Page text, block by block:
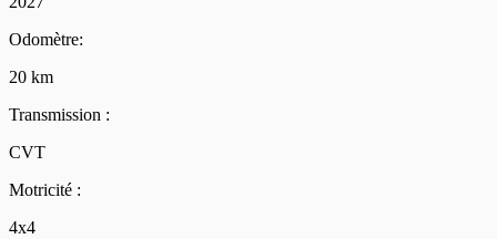
Odomètre:
20 km
Transmission :
CVT
Motricité :
4x4